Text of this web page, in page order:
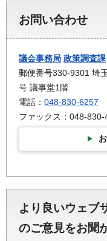
お問い合わせ
議会事務局 政策調査課
郵便番号330-9301 埼
号 議事堂1階
電話： 048-830-6257
ファックス：048-830-
より良いウェブ
のご意見をお聞